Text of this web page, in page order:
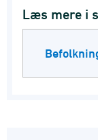
Læs mere i